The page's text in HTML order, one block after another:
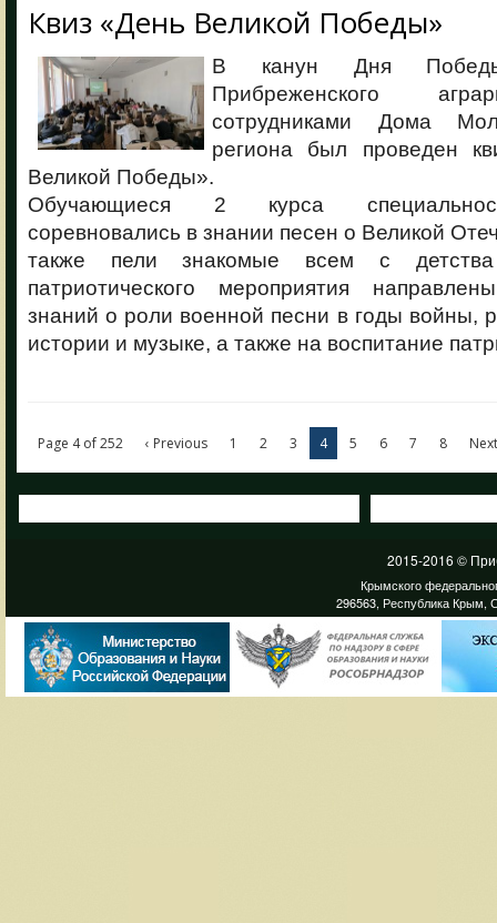
Квиз «День Великой Победы»
В канун Дня
Прибреженского
сотрудниками Дома
региона был проведен
Великой Победы».
Обучающиеся 2 курса
соревновались в знании песен о Великой
также пели знакомые всем с
патриотического мероприятия
знаний о роли военной песни в годы войны,
истории и музыке, а также на воспитание
Page 4 of 252 ‹ Previous 1 2 3 4 5 6 7 8
2015-2016 ©
Крымского
296563, Республика Крым,